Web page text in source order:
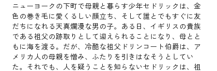
ニューヨークの下町で母親と暮らす少年セドリックは、金
色の巻き毛に愛くるしい顔立ち、そして誰とでもすぐに友
だちになれる天真爛漫な男の子。ある日、イギリスの貴族
である祖父の跡取りとして迎えられることになり、母とと
もに海を渡る。だが、冷酷な祖父ドリンコート伯爵は、ア
メリカ人の母親を憎み、ふたりを引きはなそうとしてい
た。それでも、人を疑うことを知らないセドリックは、祖